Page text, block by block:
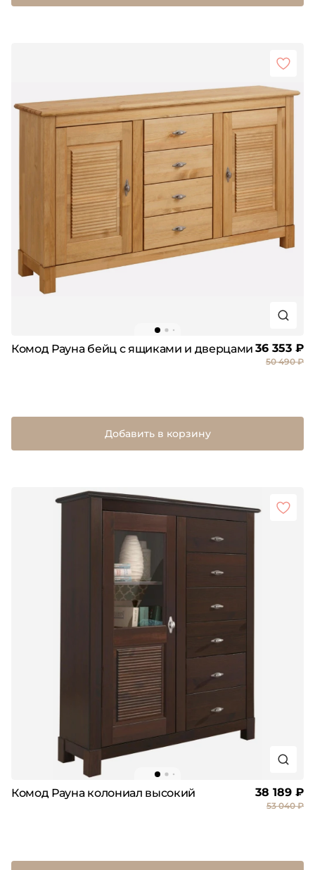
Комод Рауна бейц с ящиками и дверцами 36 353 ₽
50 490 ₽
Добавить в корзину
Комод Рауна колониал высокий 38 189 ₽
53 040 ₽